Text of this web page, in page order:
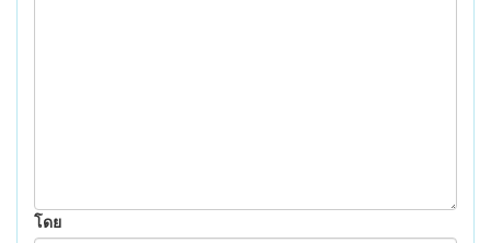
โดย